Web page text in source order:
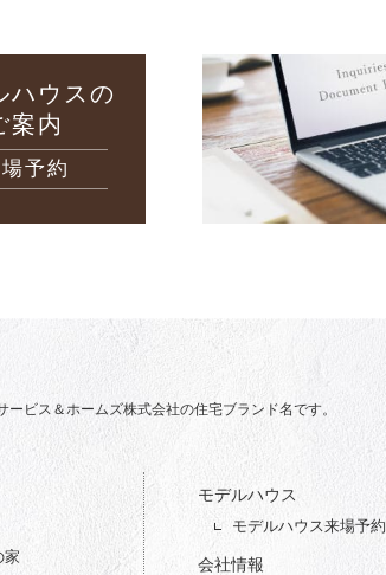
ハウスの
案内
予約
ービス＆ホームズ株式会社の住宅ブランド名です。
家
モデルハウス
モデルハウス来場予約
会社情報